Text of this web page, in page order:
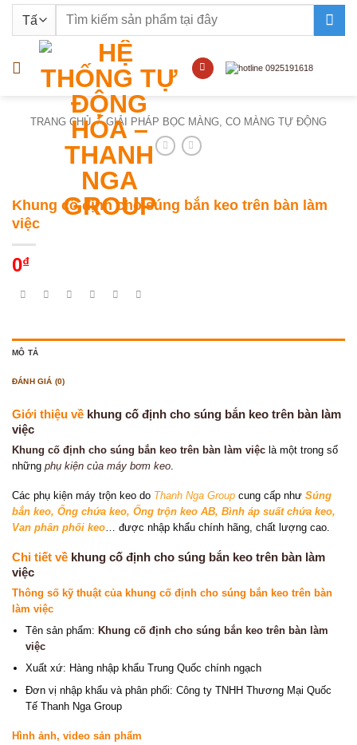
nội
Tìm
TRANG CHỦ / GIẢI PHÁP BỌC MÀNG, CO MÀNG TỰ ĐỘNG
Khung cố định cho súng bắn keo trên bàn làm
việc
0₫
MÔ TẢ
ĐÁNH GIÁ (0)
Giới thiệu về khung cố định cho súng bắn keo trên bàn làm
việc
Khung cố định cho súng bắn keo trên bàn làm việc là một trong số
những phụ kiện của máy bơm keo.
Các phụ kiện máy trộn keo do Thanh Nga Group cung cấp như Súng
bắn keo, Ống chứa keo, Ống trộn keo AB, Bình áp suất chứa keo,
Van phân phối keo … được nhập khẩu chính hãng, chất lượng cao.
Chi tiết về khung cố định cho súng bắn keo trên bàn làm
việc
Thông số kỹ thuật của khung cố định cho súng bắn keo trên bàn
làm việc
Tên sản phẩm: Khung cố định cho súng bắn keo trên bàn làm
việc
Xuất xứ: Hàng nhập khẩu Trung Quốc chính ngạch
Đơn vị nhập khẩu và phân phối: Công ty TNHH Thương Mại Quốc
Tế Thanh Nga Group
Hình ảnh, video sản phẩm